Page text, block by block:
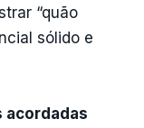
“quão
sólido e
acordadas